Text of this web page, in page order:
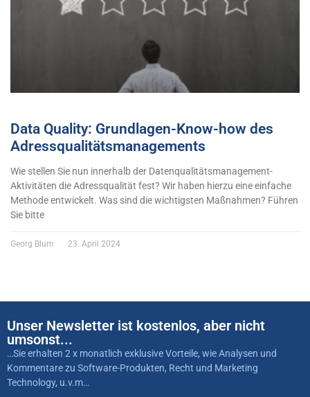
Data Quality: Grundlagen-Know-how des
Adressqualitätsmanagements
Wie stellen Sie nun innerhalb der Datenqualitätsmanagement-
Aktivitäten die Adressqualität fest? Wir haben hierzu eine einfache
Methode entwickelt. Was sind die wichtigsten Maßnahmen? Führen
Sie bitte
Georg Blum 23. April 2024
Unser Newsletter ist kostenlos, aber nicht
umsonst...
…Sie erhalten 2 x monatlich exklusive Vorteile, wie Analysen und
Kommentare zu Software-Produkten, Recht und Marketing
Technology, u.v.m…